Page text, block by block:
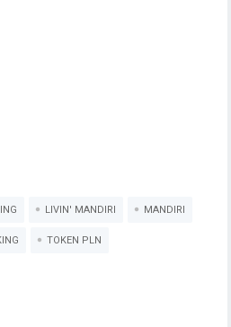
LIVIN' MANDIRI MANDIRI
TOKEN PLN